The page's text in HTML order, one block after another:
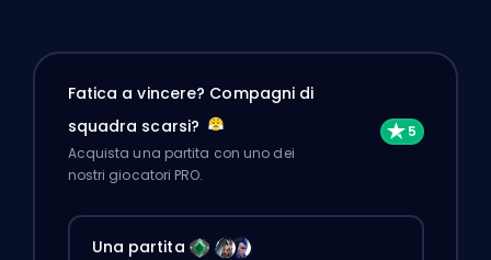
Fatica a vincere? Compagni di
squadra scarsi?
Acquista una partita con uno dei
nostri giocatori PRO.
Una partita